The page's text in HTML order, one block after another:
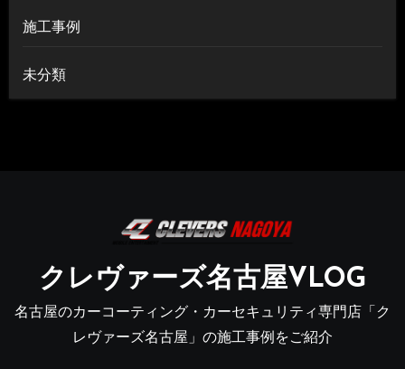
施工事例
未分類
クレヴァーズ名古屋VLOG
名古屋のカーコーティング・カーセキュリティ専門店「ク
レヴァーズ名古屋」の施工事例をご紹介